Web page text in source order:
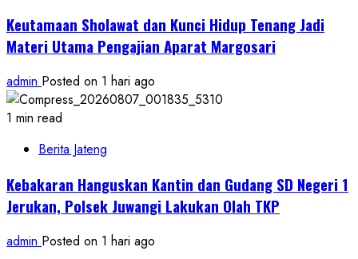
Keutamaan Sholawat dan Kunci Hidup Tenang Jadi
Materi Utama Pengajian Aparat Margosari
admin Posted on 1 hari ago
1 min read
Berita Jateng
Kebakaran Hanguskan Kantin dan Gudang SD Negeri 1
Jerukan, Polsek Juwangi Lakukan Olah TKP
admin Posted on 1 hari ago